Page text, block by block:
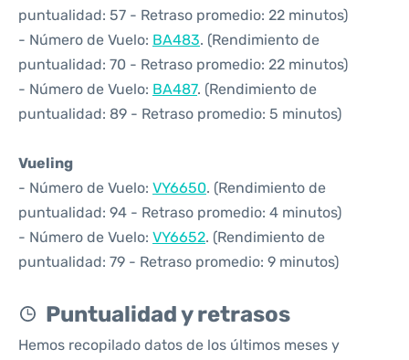
puntualidad: 57 - Retraso promedio: 22 minutos)
- Número de Vuelo: BA483. (Rendimiento de
puntualidad: 70 - Retraso promedio: 22 minutos)
- Número de Vuelo: BA487. (Rendimiento de
puntualidad: 89 - Retraso promedio: 5 minutos)
Vueling
- Número de Vuelo: VY6650. (Rendimiento de
puntualidad: 94 - Retraso promedio: 4 minutos)
- Número de Vuelo: VY6652. (Rendimiento de
puntualidad: 79 - Retraso promedio: 9 minutos)
Puntualidad y retrasos
Hemos recopilado datos de los últimos meses y